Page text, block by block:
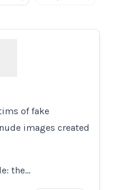
of fake
images created
the…